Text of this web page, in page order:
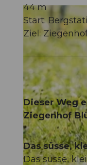
© Erlebnisregion Mythen,
44 m
Start:
Ziel:
Dieser Weg
Ziegenhof
Das süsse,
Das süsse,